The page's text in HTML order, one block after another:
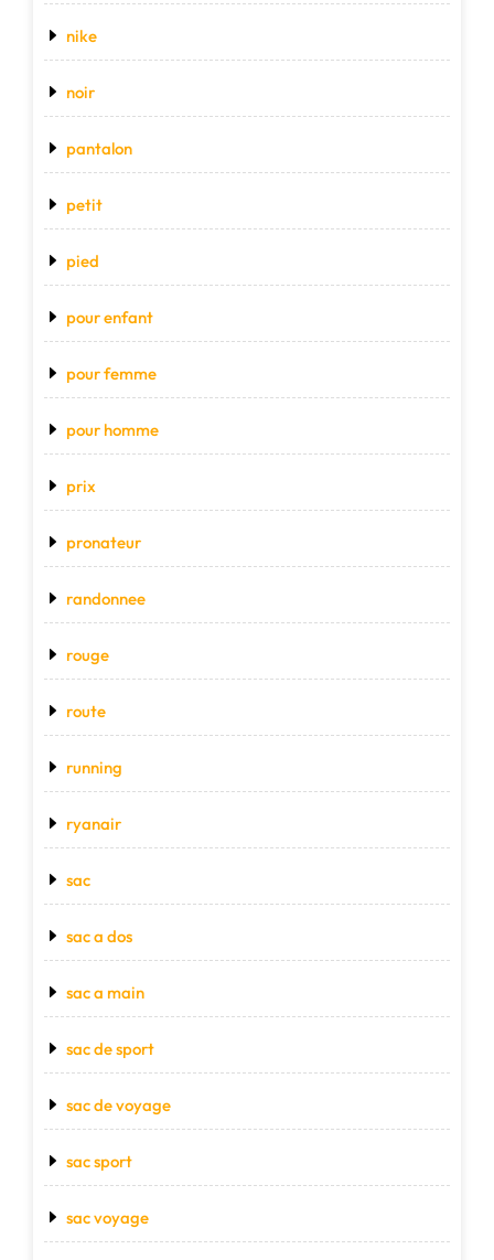
nike
noir
pantalon
petit
pied
pour enfant
pour femme
pour homme
prix
pronateur
randonnee
rouge
route
running
ryanair
sac
sac a dos
sac a main
sac de sport
sac de voyage
sac sport
sac voyage